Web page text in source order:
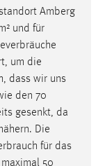
Amberg
und für
um die
dass wir uns
den 70
gesenkt, da
Die
für das
50
anzuzeigen.
Websites